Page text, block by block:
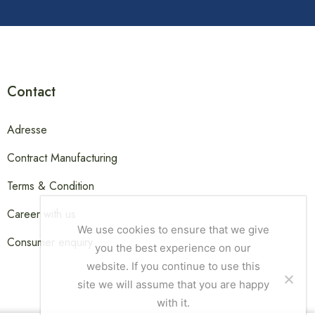
Contact
Adresse
Contract Manufacturing
Terms & Condition
Career with us
Consumer enquiry
We use cookies to ensure that we give
you the best experience on our
website. If you continue to use this
site we will assume that you are happy
with it.